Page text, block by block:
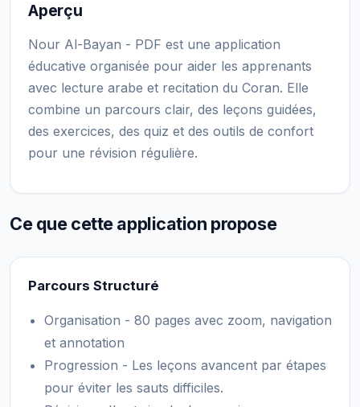
Aperçu
Nour Al-Bayan - PDF est une application
éducative organisée pour aider les apprenants
avec lecture arabe et recitation du Coran. Elle
combine un parcours clair, des leçons guidées,
des exercices, des quiz et des outils de confort
pour une révision régulière.
Ce que cette application propose
Parcours Structuré
Organisation - 80 pages avec zoom, navigation
et annotation
Progression - Les leçons avancent par étapes
pour éviter les sauts difficiles.